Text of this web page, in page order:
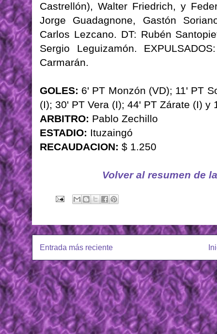
Castrellón), Walter Friedrich, y
Jorge Guadagnone, Gastón
Carlos Lezcano. DT: Rubén
Sergio Leguizamón.
Carmarán.
GOLES: 6' PT Monzón (VD); 11' PT
(I); 30' PT Vera (I); 44' PT Zárate (I) y
ARBITRO: Pablo Zechillo
ESTADIO: Ituzaingó
RECAUDACION: $ 1.250
Volver al resumen de
Entrada más reciente